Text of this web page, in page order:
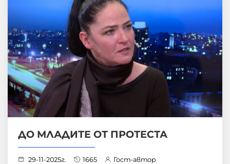
ДО МЛАДИТЕ ОТ ПРОТЕСТА
29-11-2025г. 1665 Гост-автор